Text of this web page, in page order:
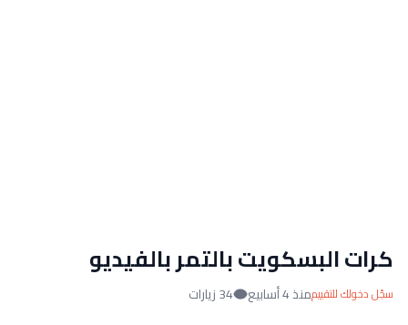
كرات البسكويت بالتمر بالفيديو
سجّل دخولك للتقييممنذ 4 أسابيع 34 زيارات